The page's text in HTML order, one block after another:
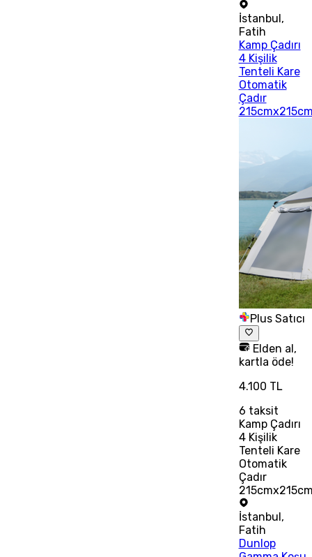
İstanbul ,
Fatih
Kamp Çadırı
4 Kişilik
Tenteli Kare
Otomatik
Çadır
Plus Satıcı
Elden al,
kartla öde!
4.100 TL
6 taksit
Kamp Çadırı
4 Kişilik
Tenteli Kare
Otomatik
Çadır
İstanbul,
Fatih
Dunlop